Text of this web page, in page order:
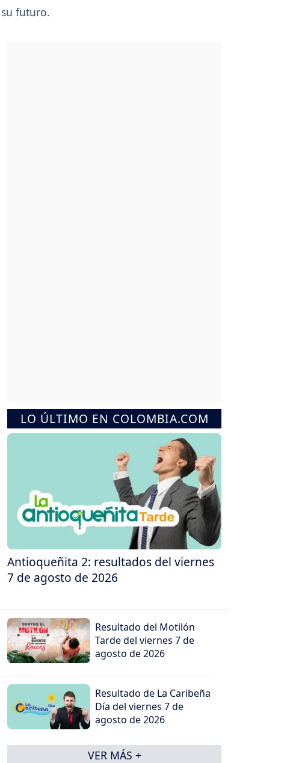
futuro.
LO ÚLTIMO EN COLOMBIA.COM
Antioqueñita 2: resultados del viernes
7 de agosto de 2026
Resultado del Motilón
Tarde del viernes 7 de
agosto de 2026
Resultado de La Caribeña
Día del viernes 7 de
agosto de 2026
VER MÁS +